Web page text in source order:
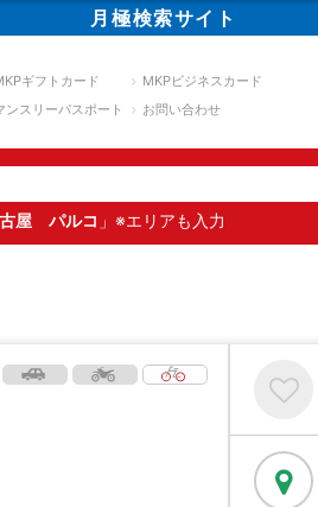
月極検索サイト
ギフトカード
MKPビジネスカード
ンスリーパスポート お問い合わせ
屋 パルコ 」※エリアも入力